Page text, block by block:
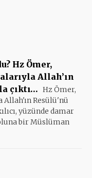
Hz Ömer,
Allah’ın
çıktı… Hz Ömer,
Resülü'nü
yüzünde damar
bir Müslüman